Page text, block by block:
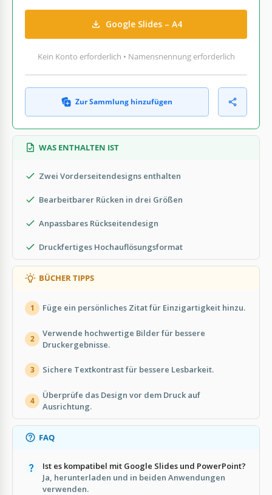
Google Slides – A4
Kein Konto erforderlich • Namensnennung erforderlich
Zur Sammlung hinzufügen
WAS ENTHALTEN IST
Zwei Vorderseitendesigns enthalten
Bearbeitbarer Rücken in drei Größen
Anpassbares Rückseitendesign
Druckfertiges Hochauflösungsformat
BÜCHER TIPPS
1 Füge ein persönliches Zitat für Einzigartigkeit hinzu.
2
Verwende hochwertige Bilder für bessere
Druckergebnisse.
3 Sichere Textkontrast für bessere Lesbarkeit.
4
Überprüfe das Design vor dem Druck auf
Ausrichtung.
FAQ
Ist es kompatibel mit Google Slides und PowerPoint?
Ja, herunterladen und in beiden Anwendungen
verwenden.